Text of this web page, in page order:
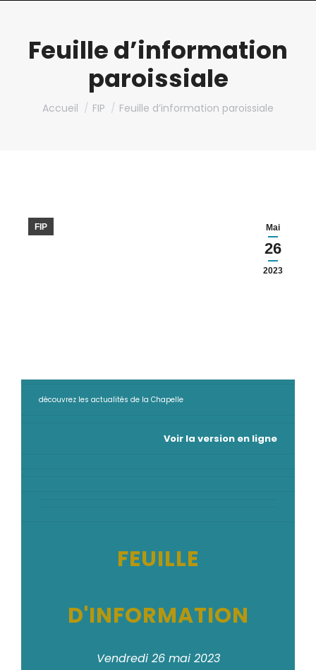
Feuille d’information
paroissiale
Vous êtes ici :
Accueil FIP Feuille d’information paroissiale
Mai
26
2023
FIP
découvrez les actualités de la Chapelle
Voir la version en ligne
FEUILLE
D'INFORMATION
Vendredi 26 mai 2023